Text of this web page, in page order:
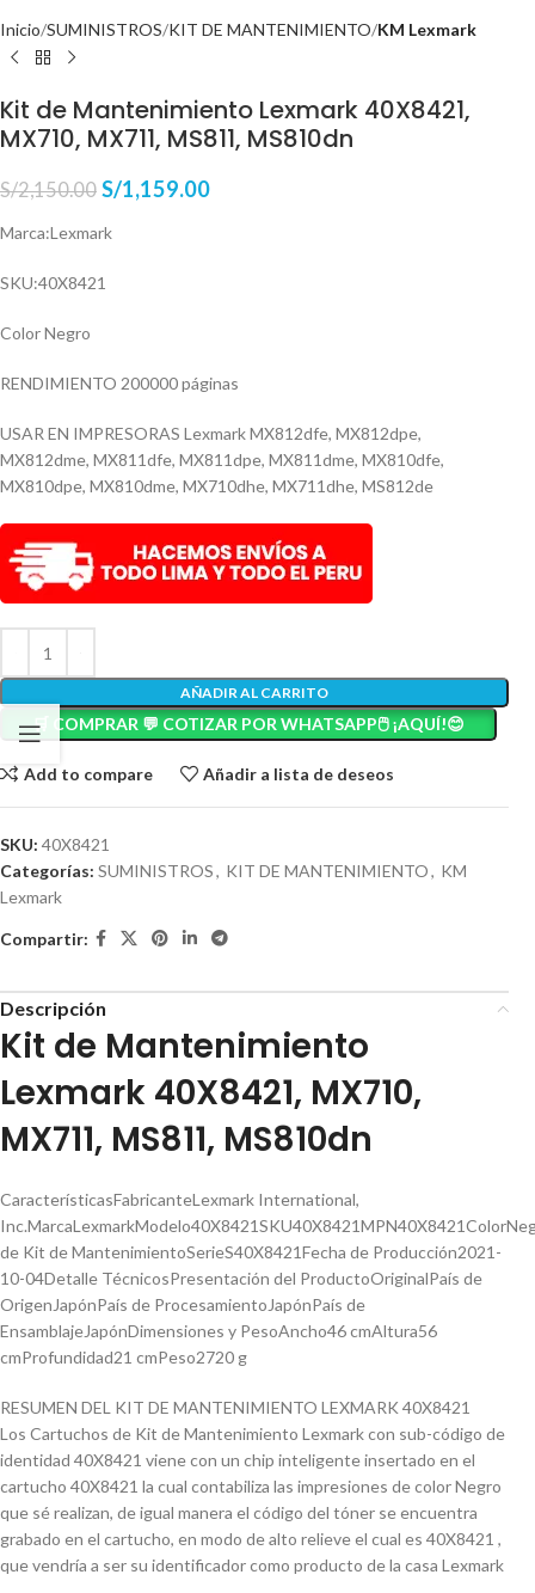
Inicio SUMINISTROS KIT DE MANTENIMIENTO KM Lexmark
Kit de Mantenimiento Lexmark 40X8421,
MX710, MX711, MS811, MS810dn
S/2,150.00 S/1,159.00
Marca:Lexmark
SKU:40X8421
Color Negro
RENDIMIENTO 200000 páginas
USAR EN IMPRESORAS Lexmark MX812dfe, MX812dpe,
MX812dme, MX811dfe, MX811dpe, MX811dme, MX810dfe,
MX810dpe, MX810dme, MX710dhe, MX711dhe, MS812de
AÑADIR AL CARRITO
🛒 COMPRAR 💬 COTIZAR POR WHATSAPP🖱️ ¡AQUÍ!😊
Add to compare Añadir a lista de deseos
SKU: 40X8421
Categorías: SUMINISTROS, KIT DE MANTENIMIENTO, KM
Lexmark
Compartir:
Descripción
Kit de Mantenimiento
Lexmark 40X8421, MX710,
MX711, MS811, MS810dn
CaracterísticasFabricanteLexmark International,
de Kit de MantenimientoSerieS40X8421Fecha de Producción2021-
10-04Detalle TécnicosPresentación del ProductoOriginalPaís de
OrigenJapónPaís de ProcesamientoJapónPaís de
EnsamblajeJapónDimensiones y PesoAncho46 cmAltura56
cmProfundidad21 cmPeso2720 g
RESUMEN DEL KIT DE MANTENIMIENTO LEXMARK 40X8421
Los Cartuchos de Kit de Mantenimiento Lexmark con sub-código de
identidad 40X8421 viene con un chip inteligente insertado en el
cartucho 40X8421 la cual contabiliza las impresiones de color Negro
que sé realizan, de igual manera el código del tóner se encuentra
grabado en el cartucho, en modo de alto relieve el cual es 40X8421 ,
que vendría a ser su identificador como producto de la casa Lexmark